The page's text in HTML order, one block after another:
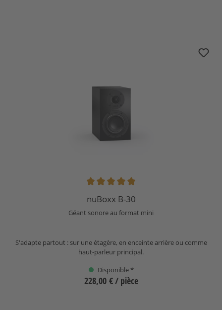
Note moyenne de 5 sur 5 étoiles
nuBoxx B-30
Géant sonore au format mini
S'adapte partout : sur une étagère, en enceinte arrière ou comme
haut-parleur principal.
Disponible *
228,00 €/ pièce